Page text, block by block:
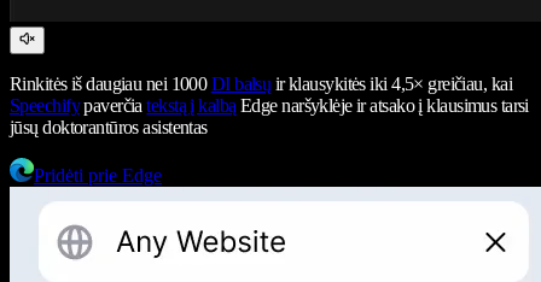
Rinkitės iš daugiau nei 1000DI balsų ir klausykitės iki 4,5× greičiau, kai
Speechifypaverčiatekstą į kalbą Edge naršyklėje ir atsako į klausimus tarsi
jūsų doktorantūros asistentas
Pridėti prie Edge